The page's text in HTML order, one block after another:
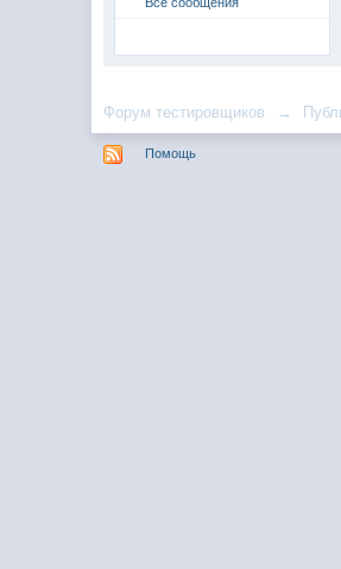
Форум тестировщиков →
Помощь